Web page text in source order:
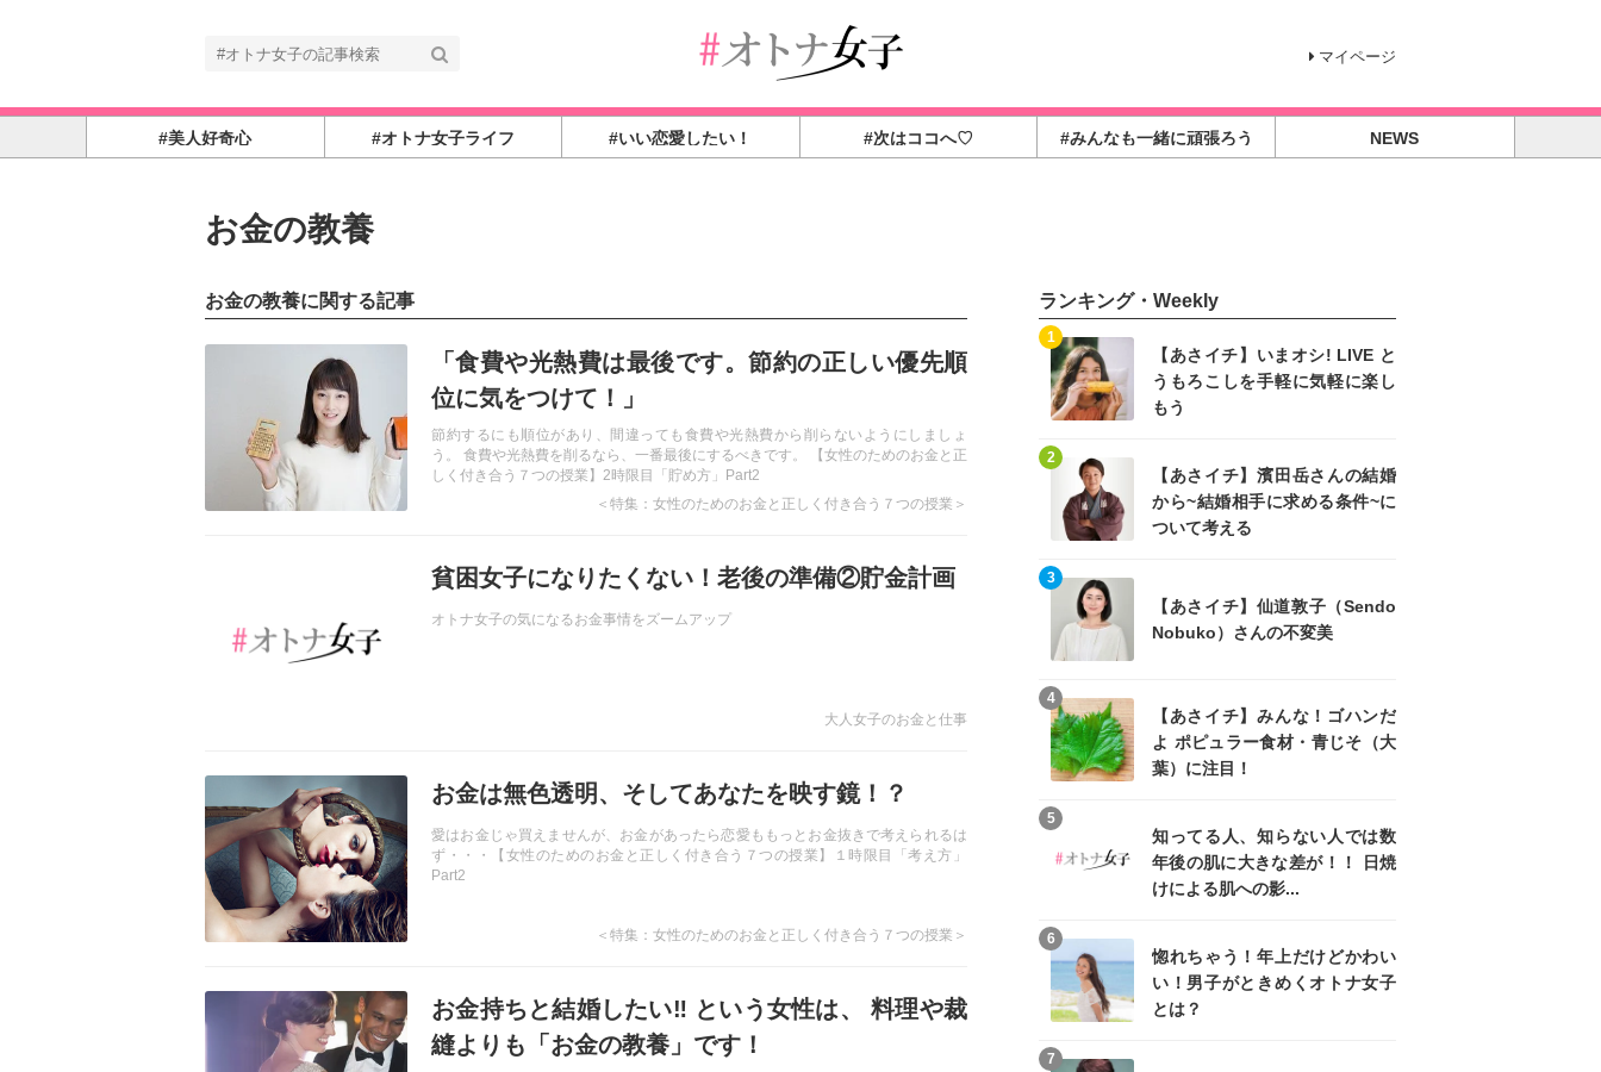
マイページ
#美人好奇心 #オトナ女子ライフ #いい恋愛したい！ #次はココへ♡ #みんなも一緒に頑張ろう NEWS
お金の教養
お金の教養に関する記事
「食費や光熱費は最後です。節約の正しい優先順
位に気をつけて！」
節約するにも順位があり、間違っても食費や光熱費から削らないようにしましょ
う。 食費や光熱費を削るなら、一番最後にするべきです。 【女性のためのお金と正
しく付き合う７つの授業】2時限目「貯め方」Part2
＜特集：女性のためのお金と正しく付き合う７つの授業＞
貧困女子になりたくない！老後の準備②貯金計画
オトナ女子の気になるお金事情をズームアップ
大人女子のお金と仕事
お金は無色透明、そしてあなたを映す鏡！？
愛はお金じゃ買えませんが、お金があったら恋愛ももっとお金抜きで考えられるは
ず・・・【女性のためのお金と正しく付き合う７つの授業】１時限目「考え方」
Part2
＜特集：女性のためのお金と正しく付き合う７つの授業＞
お金持ちと結婚したい‼ ︎という女性は、 料理や裁
縫よりも「お金の教養」です！
ランキング・Weekly
【あさイチ】いまオシ! LIVE と
うもろこしを手軽に気軽に楽し
もう
1
【あさイチ】濱田岳さんの結婚
から~結婚相手に求める条件~に
ついて考える
2
【あさイチ】仙道敦子（Sendo
Nobuko）さんの不変美
3
【あさイチ】みんな！ゴハンだ
よ ポピュラー食材・青じそ（大
葉）に注目！
4
知ってる人、知らない人では数
年後の肌に大きな差が！！ 日焼
けによる肌への影...
5
惚れちゃう！年上だけどかわい
い！男子がときめくオトナ女子
とは？
6
7